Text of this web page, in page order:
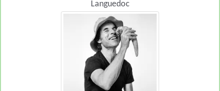
Languedoc